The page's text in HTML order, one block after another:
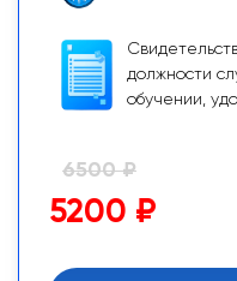
должности
обучении,
6500 ₽
5200 ₽